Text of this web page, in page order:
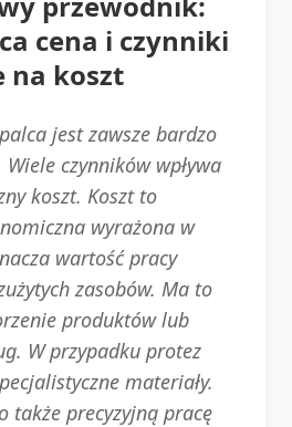
cena i czynniki
na koszt
jest zawsze bardzo
czynników wpływa
koszt. Koszt to
wyrażona w
wartość pracy
zasobów. Ma to
produktów lub
W przypadku protez
materiały.
także precyzyjną pracę